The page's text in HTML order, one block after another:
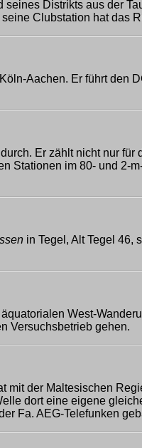
Distrikts aus der
Clubstation hat das
Aachen. Er führt den
Er zählt nicht nur
Stationen im 80- und 2-
in Tegel, Alt Tegel 46,
West-
Versuchsbetrieb gehen.
der Maltesischen
dort eine eigene
Fa. AEG-Telefunken